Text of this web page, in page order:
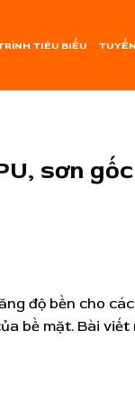
TIÊU BIỂU
sơn gốc
độ bền cho các
bề mặt. Bài viết